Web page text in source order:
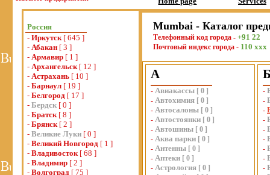
Россия
- Иркутск[ 645 ]
- Абакан [ 3 ]
- Армавир [ 1 ]
- Архангельск[ 12 ]
- Астрахань [ 10 ]
- Барнаул [ 19 ]
- Белгород [ 17 ]
- Бердск [ 0 ]
- Братск[ 8 ]
- Брянск[ 2 ]
- Великие Луки [ 0 ]
- Великий Новгород [ 1 ]
- Владивосток[ 68 ]
- Владимир [ 2 ]
- Волгоград [ 75 ]
Mumbai - Каталог
Телефонный код города - +91 22
Почтовый индекс города - 110 xxx
А
- Авиакассы [ 0 ]
- Автохимия [ 0 ]
- Автосалоны [ 0 ]
- Автостоянки [ 0 ]
- Автошины [ 0 ]
- Аква парки [ 0 ]
- Антенны [ 0 ]
- Аптеки [ 0 ]
- Астрология [ 0 ]
-
-
-
-
-
-
-
-
-